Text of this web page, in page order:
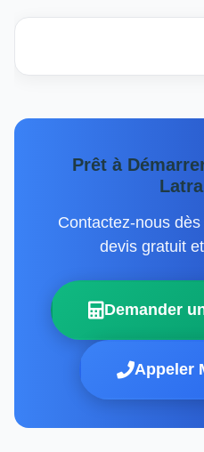
Prêt à
Contactez-nous
devis gratuit
Demander
Appeler